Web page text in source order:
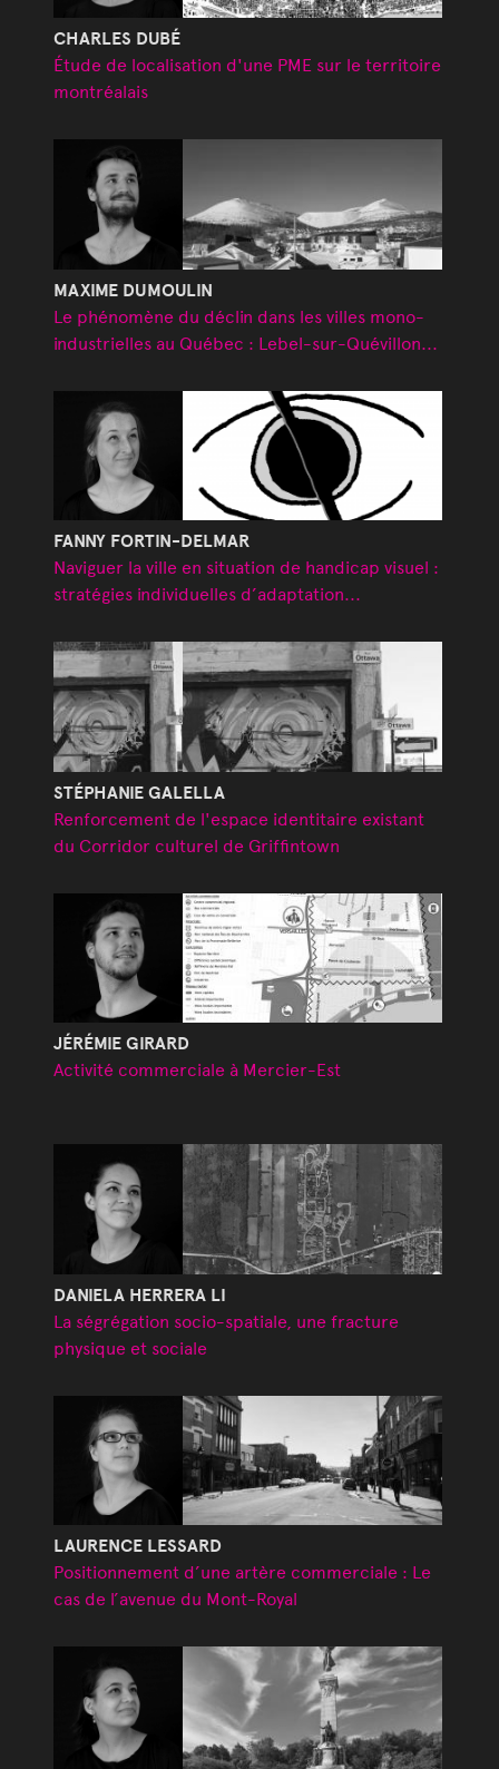
CHARLES DUBÉ
Étude de localisation d'une PME sur le territoire
montréalais
MAXIME DUMOULIN
Le phénomène du déclin dans les villes mono-
industrielles au Québec : Lebel-sur-Quévillon...
FANNY FORTIN-DELMAR
Naviguer la ville en situation de handicap visuel :
stratégies individuelles d’adaptation...
STÉPHANIE GALELLA
Renforcement de l'espace identitaire existant
du Corridor culturel de Griffintown
JÉRÉMIE GIRARD
Activité commerciale à Mercier-Est
DANIELA HERRERA LI
La ségrégation socio-spatiale, une fracture
physique et sociale
LAURENCE LESSARD
Positionnement d’une artère commerciale : Le
cas de l’avenue du Mont-Royal